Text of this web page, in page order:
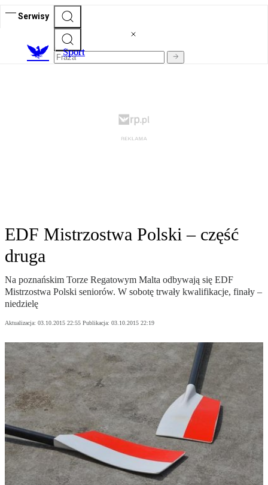
Serwisy
Sport
EDF Mistrzostwa Polski – część
druga
Na poznańskim Torze Regatowym Malta odbywają się EDF
Mistrzostwa Polski seniorów. W sobotę trwały kwalifikacje, finały –
niedzielę
Aktualizacja: 03.10.2015 22:55 Publikacja: 03.10.2015 22:19